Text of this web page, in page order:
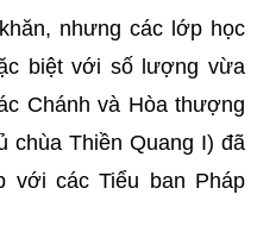
nhưng các lớp học
biệt với số lượng vừa
Chánh và Hòa thượng
chùa Thiền Quang I) đã
với các Tiểu ban Pháp